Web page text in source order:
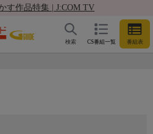
す作品特集 | J:COM TV
CS番組一覧 番組表
検索